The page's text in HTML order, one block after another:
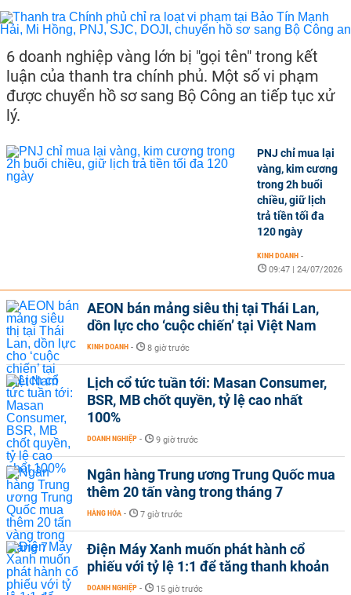
6 doanh nghiệp vàng lớn bị "gọi tên" trong kết
luận của thanh tra chính phủ. Một số vi phạm
được chuyển hồ sơ sang Bộ Công an tiếp tục xử
lý.
PNJ chỉ mua lại
vàng, kim cương
trong 2h buổi
chiều, giữ lịch
trả tiền tối đa
120 ngày
KINH DOANH -
09:47 | 24/07/2026
AEON bán mảng siêu thị tại Thái Lan,
dồn lực cho ‘cuộc chiến’ tại Việt Nam
KINH DOANH - 8 giờ trước
Lịch cổ tức tuần tới: Masan Consumer,
BSR, MB chốt quyền, tỷ lệ cao nhất
100%
DOANH NGHIỆP - 9 giờ trước
Ngân hàng Trung ương Trung Quốc mua
thêm 20 tấn vàng trong tháng 7
HÀNG HÓA - 7 giờ trước
Điện Máy Xanh muốn phát hành cổ
phiếu với tỷ lệ 1:1 để tăng thanh khoản
DOANH NGHIỆP - 15 giờ trước